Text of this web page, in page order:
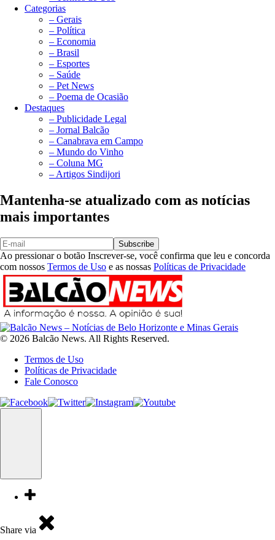
Categorias
– Gerais
– Política
– Economia
– Brasil
– Esportes
– Saúde
– Pet News
– Poema de Ocasião
Destaques
– Publicidade Legal
– Jornal Balcão
– Canabrava em Campo
– Mundo do Vinho
– Coluna MG
– Artigos Sindijori
Mantenha-se atualizado com as notícias
mais importantes
Subscribe
Ao pressionar o botão Inscrever-se, você confirma que leu e concorda
com nossos Termos de Uso e as nossas Políticas de Privacidade
© 2026 Balcão News. All Rights Reserved.
Termos de Uso
Políticas de Privacidade
Fale Conosco
Share via